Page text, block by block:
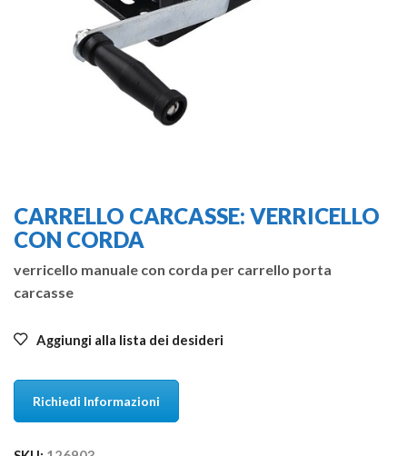
CARRELLO CARCASSE: VERRICELLO
CON CORDA
verricello manuale con corda per carrello porta
carcasse
Aggiungi alla lista dei desideri
Richiedi Informazioni